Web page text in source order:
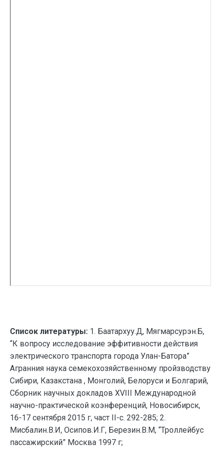
Список литературы: 1. Баатархуу.Д, Мягмарсурэн.Б,
“К вопросу исследование эффитивности действия
электрического транспорта города Улан-Батора”
Агранния наука семекохозяйственному пройзводству
Сибири, Казакстана , Монголий, Белоруси и Болгарий,
Сборник научных докладов XVIII Международной
научно-практической коэнференций, Новосибирск,
16-17 сентября 2015 г, част II-c. 292-285; 2.
Мисбалин.В.И, Осипов.И.Г, Березин.В.М, “Троллейбус
пассажирский” Москва 1997 г;